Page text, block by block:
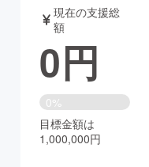
音楽
ゲーム・サ
書籍・雑誌
チャレンジ
現在の支援総
額
0円
0%
目標金額は
1,000,000円